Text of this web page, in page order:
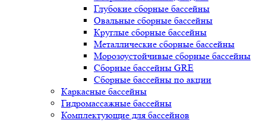
Глубокие сборные бассейны
Овальные сборные бассейны
Круглые сборные бассейны
Металлические сборные бассейны
Морозоустойчивые сборные бассейны
Сборные бассейны GRE
Сборные бассейны по акции
Каркасные бассейны
Гидромассажные бассейны
Комплектующие для бассейнов